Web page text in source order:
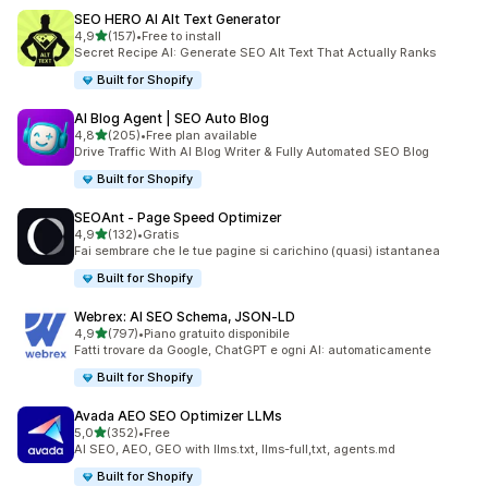
SEO HERO AI Alt Text Generator
4,9stelle su 5
(157)
157 recensioni totali
•Free to install
Secret Recipe AI: Generate SEO Alt Text That Actually Ranks
Built for Shopify
AI Blog Agent | SEO Auto Blog
4,8stelle su 5
(205)
205 recensioni totali
•Free plan available
Drive Traffic With AI Blog Writer & Fully Automated SEO Blog
Built for Shopify
SEOAnt ‑ Page Speed Optimizer
4,9stelle su 5
(132)
132 recensioni totali
•Gratis
Fai sembrare che le tue pagine si carichino (quasi) istantanea
Built for Shopify
Webrex: AI SEO Schema, JSON‑LD
4,9stelle su 5
(797)
797 recensioni totali
•Piano gratuito disponibile
Fatti trovare da Google, ChatGPT e ogni AI: automaticamente
Built for Shopify
Avada AEO SEO Optimizer LLMs
5,0stelle su 5
(352)
352 recensioni totali
•Free
AI SEO, AEO, GEO with llms.txt, llms-full,txt, agents.md
Built for Shopify